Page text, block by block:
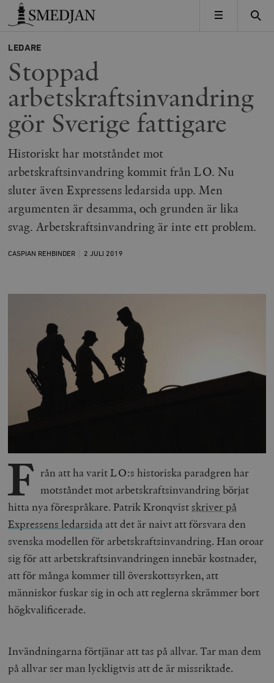
Timbro
MENY
LEDARE
Stoppad
arbetskraftsinvandring
gör Sverige fattigare
Historiskt har motståndet mot
arbetskraftsinvandring kommit från LO. Nu
sluter även Expressens ledarsida upp. Men
argumenten är desamma, och grunden är lika
svag. Arbetskraftsinvandring är inte ett problem.
CASPIAN REHBINDER 2 JULI 2019
F rån att ha varit LO:s historiska paradgren har
motståndet mot arbetskrafts­invandring börjat
hitta nya förespråkare. Patrik Kronqvist skriver på
Expressens ledarsida att det är naivt att försvara den
svenska modellen för arbetskrafts­invandring. Han oroar
sig för att arbetskraftsinvandringen innebär kostnader,
att för många kommer till överskottsyrken, att
människor fuskar sig in och att reglerna skrämmer bort
högkvalificerade.
Invändningarna förtjänar att tas på allvar. Tar man dem
på allvar ser man lyckligtvis att de är missriktade.